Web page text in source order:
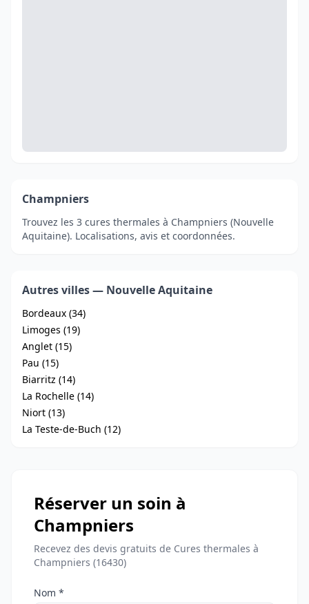
Champniers
Trouvez les 3 cures thermales à Champniers (Nouvelle
Aquitaine). Localisations, avis et coordonnées.
Autres villes — Nouvelle Aquitaine
Bordeaux (34)
Limoges (19)
Anglet (15)
Pau (15)
Biarritz (14)
La Rochelle (14)
Niort (13)
La Teste-de-Buch (12)
Réserver un soin à
Champniers
Recevez des devis gratuits de Cures thermales à
Champniers (16430)
Nom *